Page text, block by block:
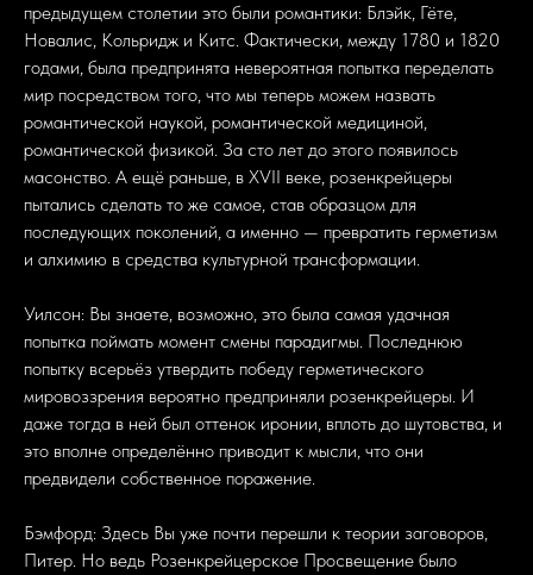
предыдущем столетии это были романтики: Блэйк, Гёте,
Новалис, Кольридж и Китс. Фактически, между 1780 и 1820
годами, была предпринята невероятная попытка переделать
мир посредством того, что мы теперь можем назвать
романтической наукой, романтической медициной,
романтической физикой. За сто лет до этого появилось
масонство. А ещё раньше, в XVII веке, розенкрейцеры
пытались сделать то же самое, став образцом для
последующих поколений, а именно — превратить герметизм
и алхимию в средства культурной трансформации.
Уилсон: Вы знаете, возможно, это была самая удачная
попытка поймать момент смены парадигмы. Последнюю
попытку всерьёз утвердить победу герметического
мировоззрения вероятно предприняли розенкрейцеры. И
даже тогда в ней был оттенок иронии, вплоть до шутовства, и
это вполне определённо приводит к мысли, что они
предвидели собственное поражение.
Бэмфорд: Здесь Вы уже почти перешли к теории заговоров,
Питер. Но ведь Розенкрейцерское Просвещение было